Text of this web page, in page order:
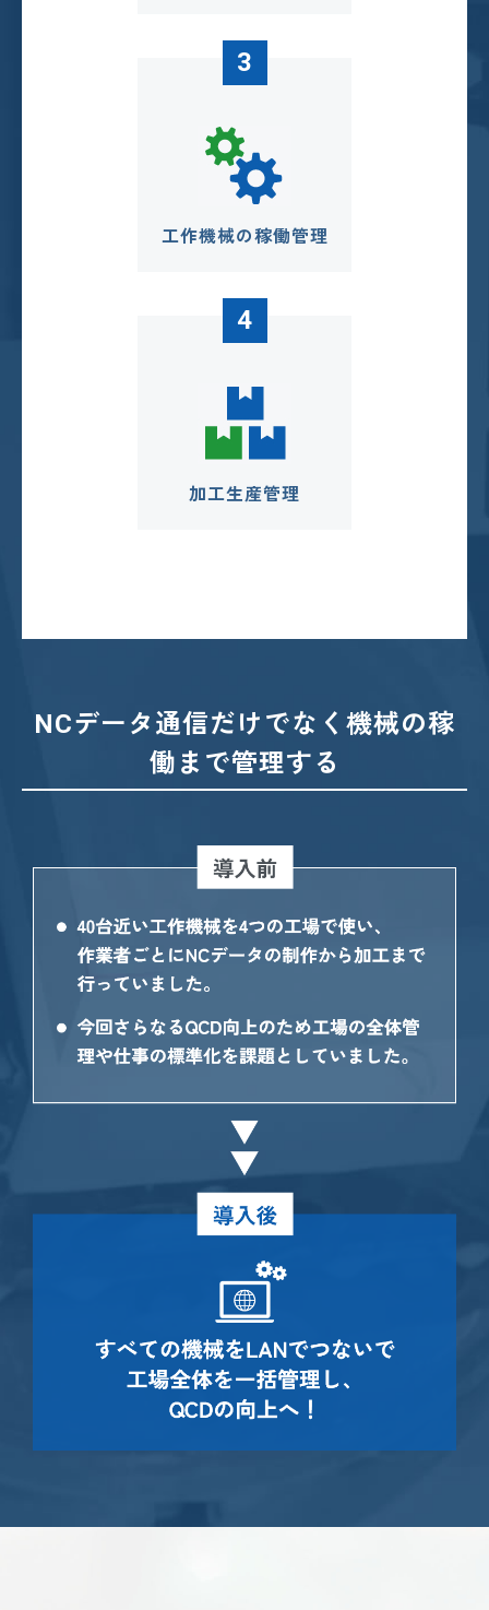
3
工作機械の稼働管理
4
加工生産管理
NCデータ通信だけでなく機械の稼
働まで管理する